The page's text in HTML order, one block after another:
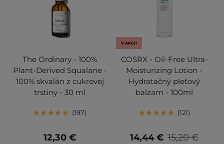
The Ordinary - 100%
Plant-Derived Squalane -
100% skvalán z cukrovej
trstiny - 30 ml
197
12,30 €
V AKCII
COSRX - Oil-Free Ultra-
Moisturizing Lotion -
Hydratačný pleťový
balzam - 100ml
121
15,20 €
14,44 €